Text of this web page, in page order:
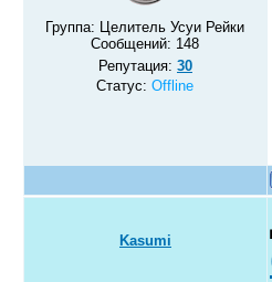
Группа: Целитель Усуи Рейки
Сообщений: 148
Репутация: 30
Статус:Offline
Kasumi